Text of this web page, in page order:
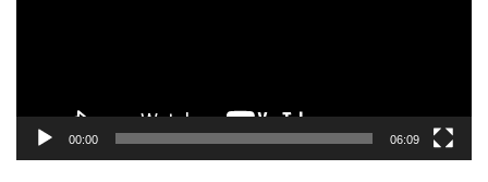
00:00 06:09